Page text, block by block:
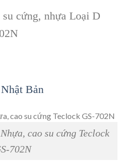
cứng, nhựa Loại D
Bản
cao su cứng Teclock
702N